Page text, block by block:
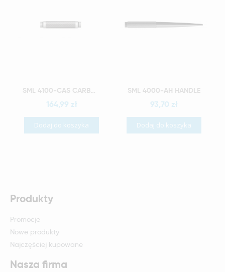
Szybki podgląd SML 4100-CAS CARBON FIBER HANDLE, SHORT
164,99 zł
Dodaj do koszyka
Szybki podgląd
SML 4000-AH HANDLE
93,70 zł
Dodaj do koszyka
Produkty
Promocje
Nowe produkty
Najczęściej kupowane
Nasza firma